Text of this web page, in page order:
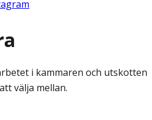
i kammaren och utskotten
välja mellan.